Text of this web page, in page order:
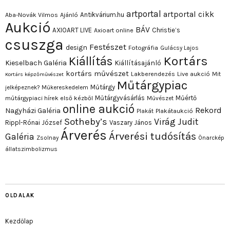
Aba-Novák Vilmos Ajánló Antikvárium.hu artportal artportal cikk
Aukció AXIOART LIVE Axioart online BÁV Christie’s
csuszga design Festészet Fotográfia Gulácsy Lajos
Kieselbach Galéria Kiállítás Kiállításajánló Kortárs
Kortárs képzőművészet kortárs művészet Lakberendezés Live aukció Mit
jelképeznek? Műkereskedelem Műtárgy Műtárgypiac
műtárgypiaci hírek első kézből Műtárgyvásárlás Művészet Műértő
Nagyházi Galéria online aukció Plakát Plakátaukció Rekord
Rippl-Rónai József Sotheby’s Vaszary János Virág Judit
Galéria Zsolnay Árverés Árverési tudósítás Önarckép
állatszimbolizmus
OLDALAK
Kezdőlap